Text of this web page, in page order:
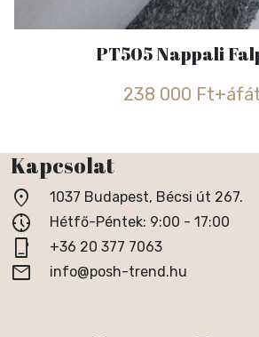
PT505 Nappali
238 000
Kapcsolat
location_on 1037 Budapest, Bécsi út 267.
nest_clock_farsight_analog Hétfő-Péntek: 9:00 - 17:00
phone_iphone +36 20 377 7063
email info@posh-trend.hu